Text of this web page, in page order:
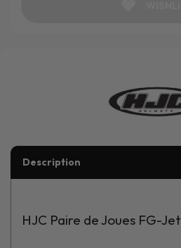
Description
HJC Paire de Joues FG-Jet